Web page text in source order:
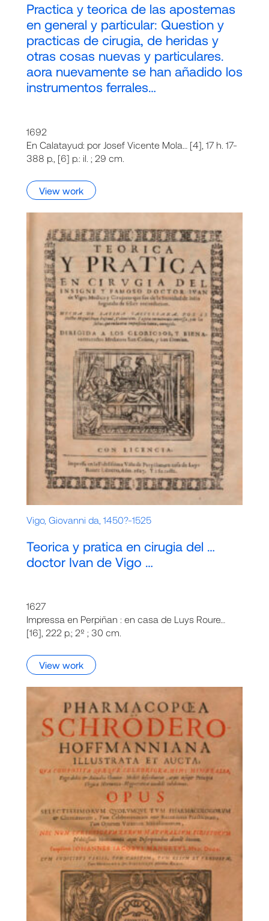
Practica y teorica de las apostemas
en general y particular: Question y
practicas de cirugia, de heridas y
otras cosas nuevas y particulares.
aora nuevamente se han añadido los
instrumentos ferrales…
1692
En Calatayud: por Josef Vicente Mola… [4], 17 h. 17-
388 p., [6] p.: il. ; 29 cm.
View work
Vigo, Giovanni da, 1450?-1525
Teorica y pratica en cirugia del …
doctor Ivan de Vigo …
1627
Impressa en Perpiñan : en casa de Luys Roure…
[16], 222 p.; 2º ; 30 cm.
View work